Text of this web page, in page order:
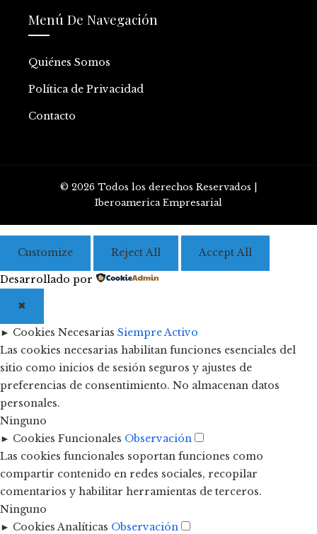
Menú De Navegación
Quiénes Somos
Política de Privacidad
Contacto
© 2026 Todos los derechos Reservados |
Iberoamerica Empresarial
Customize Reject All Accept All
Desarrollado por
✖
► Cookies Necesarias Siempre Activo
Las cookies necesarias habilitan funciones esenciales del
sitio como inicios de sesión seguros y ajustes de
preferencias de consentimiento. No almacenan datos
personales.
Ninguno
► Cookies Funcionales Observación
Las cookies funcionales soportan funciones como
compartir contenido en redes sociales, recopilar
comentarios y habilitar herramientas de terceros.
Ninguno
► Cookies Analíticas Observación